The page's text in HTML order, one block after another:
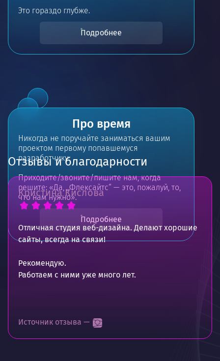
Это гораздо глубже.
Подробнее
Про время
Никогда не поручайте заниматься вашим
проектом первому попавшемуся
разработчику.
Приходите/звоните/пишите нам, когда
решите: «Да, „Флексайтс“ — это, пожалуй, то,
что нам нужно».
Подробнее
Отзывы и благодарности
Кристина Кислова
Отличная студия веб-дизайна. Делают хорошие
сайты, всегда на связи!
Рекомендую.
Работаем с ними уже много лет.
Источник отзыва —